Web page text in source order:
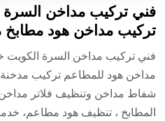
تركيب مداخن هود
فني تركيب مداخن السرة الكويت
مداخن هود للمطاعم تركيب
شفاط مداخن وتنظيف فلاتر
المطابخ ، تنظيف هود مطاعم،